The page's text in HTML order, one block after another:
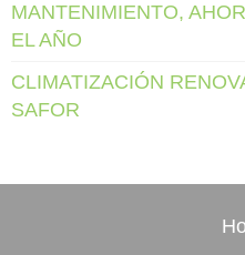
MANTENIMIENTO,
EL AÑO
CLIMATIZACIÓN
SAFOR